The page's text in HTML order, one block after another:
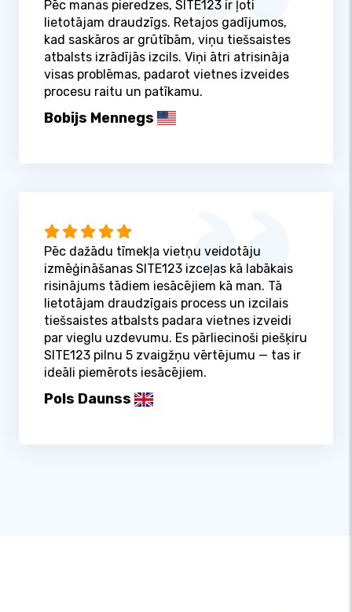
Pēc manas pieredzes, SITE123 ir ļoti
lietotājam draudzīgs. Retajos gadījumos,
kad saskāros ar grūtībām, viņu tiešsaistes
atbalsts izrādījās izcils. Viņi ātri atrisināja
visas problēmas, padarot vietnes izveides
procesu raitu un patīkamu.
Bobijs Mennegs
Pēc dažādu tīmekļa vietņu veidotāju
izmēģināšanas SITE123 izceļas kā labākais
risinājums tādiem iesācējiem kā man. Tā
lietotājam draudzīgais process un izcilais
tiešsaistes atbalsts padara vietnes izveidi
par vieglu uzdevumu. Es pārliecinoši piešķiru
SITE123 pilnu 5 zvaigžņu vērtējumu — tas ir
ideāli piemērots iesācējiem.
Pols Daunss